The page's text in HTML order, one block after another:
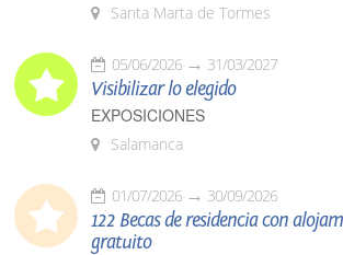
Santa Marta de Tormes
05/06/2026 31/03/2027
Visibilizar lo elegido
EXPOSICIONES
Salamanca
01/07/2026 30/09/2026
122 Becas de residencia con
gratuito